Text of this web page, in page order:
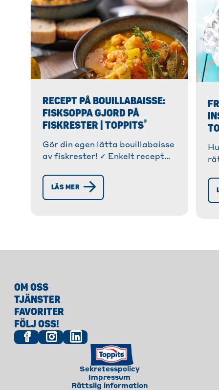
RECEPT PÅ BOUILLABAISSE:
FISKSOPPA GJORD PÅ
FISKRESTER | TOPPITS®
Gör din egen lätta bouillabaisse
av fiskrester! ✓ Enkelt recept
på ett enkelt sätt. » Upptäck
receptet nu!
LÄS MER
OM OSS
TJÄNSTER
FAVORITER
FÖLJ OSS!
Sekretesspolicy
Impressum
Rättslig information